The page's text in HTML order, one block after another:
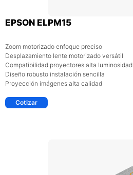
EPSON ELPM15
Zoom motorizado enfoque preciso
Desplazamiento lente motorizado versátil
Compatibilidad proyectores alta luminosidad
Diseño robusto instalación sencilla
Proyección imágenes alta calidad
Cotizar